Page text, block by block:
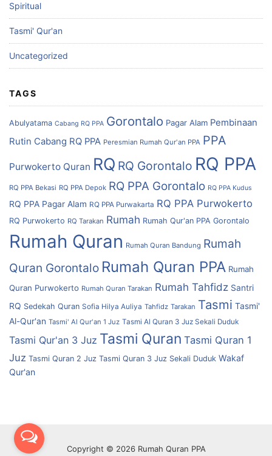
Spiritual
Tasmi' Qur'an
Uncategorized
TAGS
Abulyatama Cabang RQ PPA Gorontalo Pagar Alam Pembinaan
Rutin Cabang RQ PPA Peresmian Rumah Qur'an PPA PPA
Purwokerto Quran RQ RQ Gorontalo RQ PPA
RQ PPA Bekasi RQ PPA Depok RQ PPA Gorontalo RQ PPA Kudus
RQ PPA Pagar Alam RQ PPA Purwakarta RQ PPA Purwokerto
RQ Purwokerto RQ Tarakan Rumah Rumah Qur'an PPA Gorontalo
Rumah Quran Rumah Quran Bandung Rumah
Quran Gorontalo Rumah Quran PPA Rumah
Quran Purwokerto Rumah Quran Tarakan Rumah Tahfidz Santri
RQ Sedekah Quran Sofia Hilya Auliya Tahfidz Tarakan Tasmi Tasmi'
Al-Qur'an Tasmi' Al Qur'an 1 Juz Tasmi Al Quran 3 Juz Sekali Duduk
Tasmi Qur'an 3 Juz Tasmi Quran Tasmi Quran 1
Juz Tasmi Quran 2 Juz Tasmi Quran 3 Juz Sekali Duduk Wakaf
Qur'an
Copyright © 2026 Rumah Quran PPA